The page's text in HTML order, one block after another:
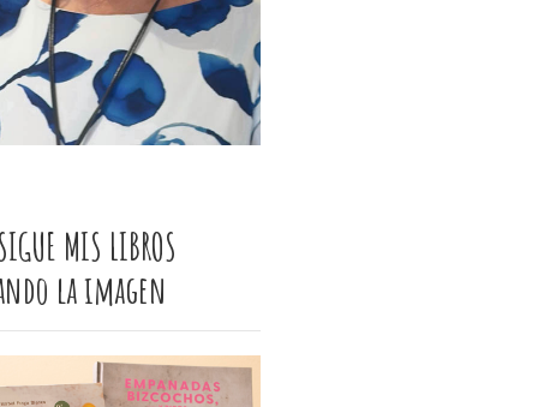
MIS LIBROS
la imagen